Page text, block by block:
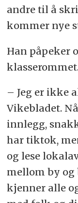
andre til å
kommer nye
Han påpeker
– Jeg er ikke
Vikebladet.
innlegg,
har tiktok,
og lese
mellom by og
kjenner alle